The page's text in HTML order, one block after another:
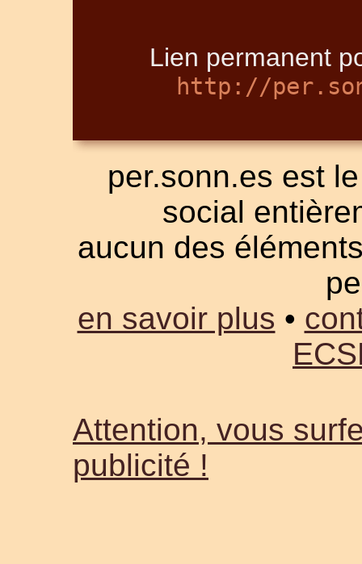
Lien permanent
http://
per.sonn.es est
social
aucun des
en savoir plus •
Attention, vous
publicité !